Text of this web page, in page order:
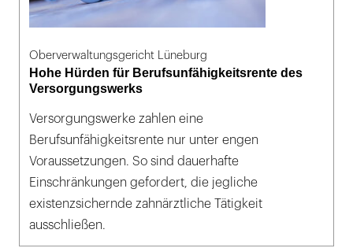
Oberverwaltungsgericht Lüneburg
Hohe Hürden für Berufsunfähigkeitsrente des
Versorgungswerks
Versorgungswerke zahlen eine
Berufsunfähigkeitsrente nur unter engen
Voraussetzungen. So sind dauerhafte
Einschränkungen gefordert, die jegliche
existenzsichernde zahnärztliche Tätigkeit
ausschließen.